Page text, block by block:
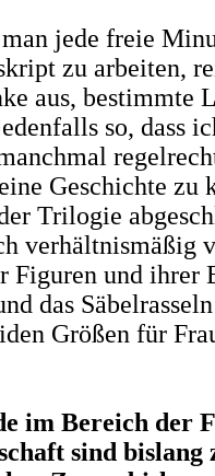
jede freie
zu arbeiten,
aus, bestimmte
so, dass
Geschichte zu
Trilogie
verhältnismäßig
Figuren und ihrer
das
Größen für
im Bereich der
sind